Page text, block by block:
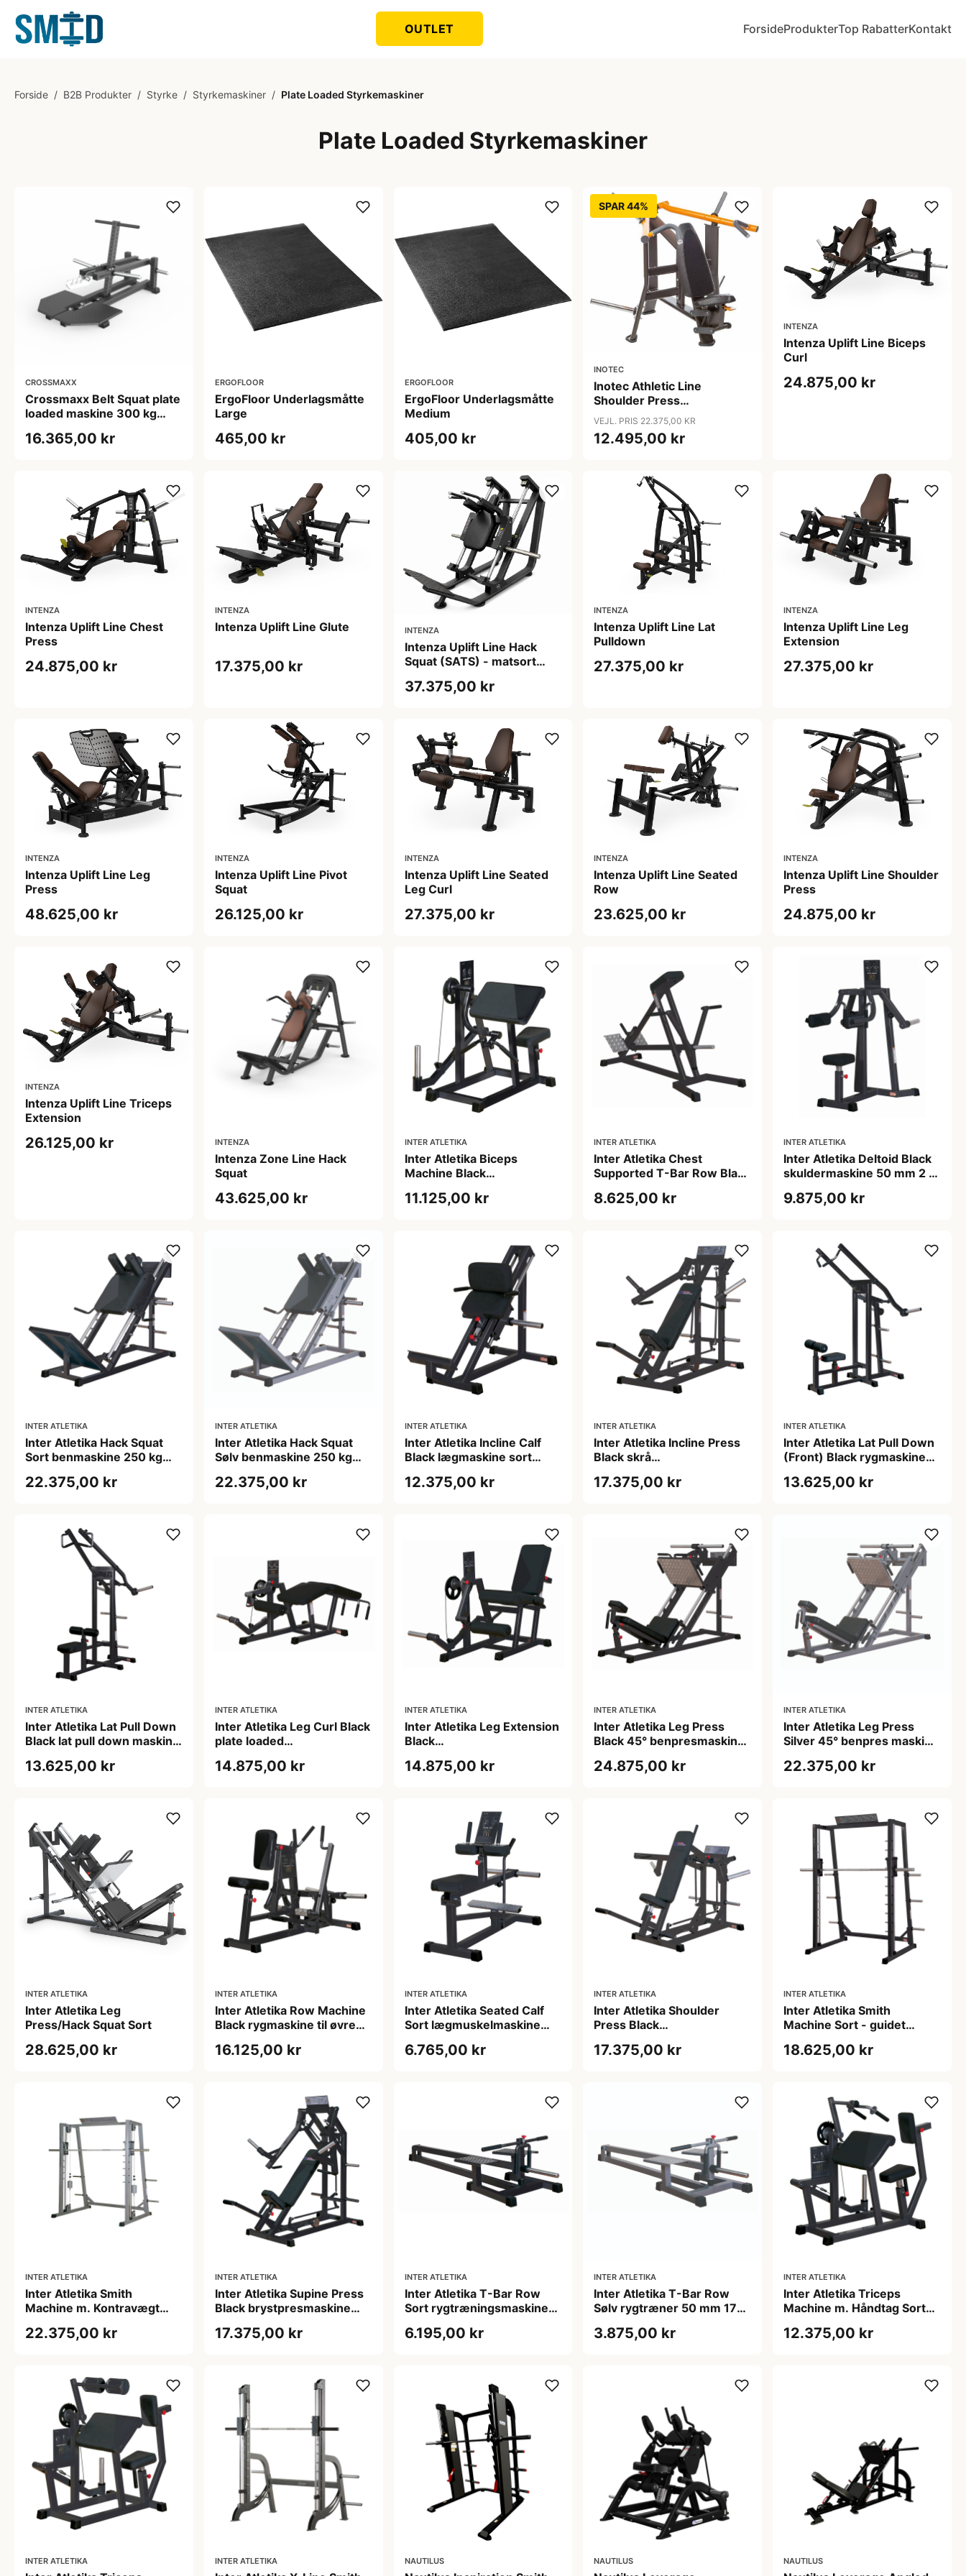
OUTLET ForsideProdukterTop RabatterKontakt
Forside / B2B Produkter / Styrke / Styrkemaskiner / Plate Loaded Styrkemaskiner
Plate Loaded Styrkemaskiner
CROSSMAXX
Crossmaxx Belt Squat plate
loaded maskine 300 kg
effektiv og skånsom
16.365,00 kr
ERGOFLOOR
ErgoFloor Underlagsmåtte
Large
465,00 kr
ERGOFLOOR
ErgoFloor Underlagsmåtte
Medium
405,00 kr
SPAR 44%
INOTEC
Inotec Athletic Line
Shoulder Press
Sort/Orange
VEJL. PRIS 22.375,00 KR
12.495,00 kr
INTENZA
Intenza Uplift Line Biceps
Curl
24.875,00 kr
INTENZA
Intenza Uplift Line Chest
Press
24.875,00 kr
INTENZA
Intenza Uplift Line Glute
17.375,00 kr
INTENZA
Intenza Uplift Line Hack
Squat (SATS) - matsort
belastning 400 kg
37.375,00 kr
INTENZA
Intenza Uplift Line Lat
Pulldown
27.375,00 kr
INTENZA
Intenza Uplift Line Leg
Extension
27.375,00 kr
INTENZA
Intenza Uplift Line Leg
Press
48.625,00 kr
INTENZA
Intenza Uplift Line Pivot
Squat
26.125,00 kr
INTENZA
Intenza Uplift Line Seated
Leg Curl
27.375,00 kr
INTENZA
Intenza Uplift Line Seated
Row
23.625,00 kr
INTENZA
Intenza Uplift Line Shoulder
Press
24.875,00 kr
INTENZA
Intenza Uplift Line Triceps
Extension
26.125,00 kr INTENZA
Intenza Zone Line Hack
Squat
43.625,00 kr
INTER ATLETIKA
Inter Atletika Biceps
Machine Black
106x86x104 cm 125 kg
11.125,00 kr
INTER ATLETIKA
Inter Atletika Chest
Supported T-Bar Row Black
179x97x118 cm
8.625,00 kr
INTER ATLETIKA
Inter Atletika Deltoid Black
skuldermaskine 50 mm 2 x
9.875,00 kr
INTER ATLETIKA
Inter Atletika Hack Squat
Sort benmaskine 250 kg
22.375,00 kr
INTER ATLETIKA
Inter Atletika Hack Squat
Sølv benmaskine 250 kg
22.375,00 kr
INTER ATLETIKA
Inter Atletika Incline Calf
Black lægmaskine sort
12.375,00 kr
INTER ATLETIKA
Inter Atletika Incline Press
Black skrå
kg
17.375,00 kr
INTER ATLETIKA
Inter Atletika Lat Pull Down
(Front) Black rygmaskine
cm
13.625,00 kr
INTER ATLETIKA
Inter Atletika Lat Pull Down
Black lat pull down maskine
13.625,00 kr
INTER ATLETIKA
Inter Atletika Leg Curl Black
plate loaded
mm
14.875,00 kr
INTER ATLETIKA
Inter Atletika Leg Extension
Black
sort 50 mm 150 kg
14.875,00 kr
INTER ATLETIKA
Inter Atletika Leg Press
Black 45° benpresmaskine
24.875,00 kr
INTER ATLETIKA
Inter Atletika Leg Press
Silver 45° benpres maskine
22.375,00 kr
INTER ATLETIKA
Inter Atletika Leg
Press/Hack Squat Sort
28.625,00 kr
INTER ATLETIKA
Inter Atletika Row Machine
Black rygmaskine til øvre
16.125,00 kr
INTER ATLETIKA
Inter Atletika Seated Calf
Sort lægmuskelmaskine
6.765,00 kr
INTER ATLETIKA
Inter Atletika Shoulder
Press Black
190x169x136 cm
17.375,00 kr
INTER ATLETIKA
Inter Atletika Smith
Machine Sort - guidet
belastning
18.625,00 kr
INTER ATLETIKA
Inter Atletika Smith
Machine m. Kontravægt
træningsmaskine 209,5 x
22.375,00 kr
INTER ATLETIKA
Inter Atletika Supine Press
Black brystpresmaskine
17.375,00 kr
INTER ATLETIKA
Inter Atletika T-Bar Row
Sort rygtræningsmaskine
6.195,00 kr
INTER ATLETIKA
Inter Atletika T-Bar Row
Sølv rygtræner 50 mm 175
3.875,00 kr
INTER ATLETIKA
Inter Atletika Triceps
Machine m. Håndtag Sort
125x86,5x117 cm 125 kg
12.375,00 kr
INTER ATLETIKA INTER ATLETIKA NAUTILUS NAUTILUS NAUTILUS